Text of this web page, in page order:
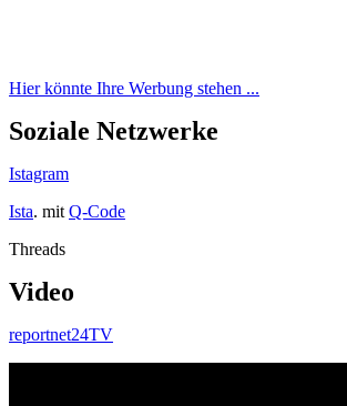
Hier könnte Ihre Werbung stehen ...
Soziale Netzwerke
Istagram
Ista. mit Q-Code
Threads
Video
reportnet24TV